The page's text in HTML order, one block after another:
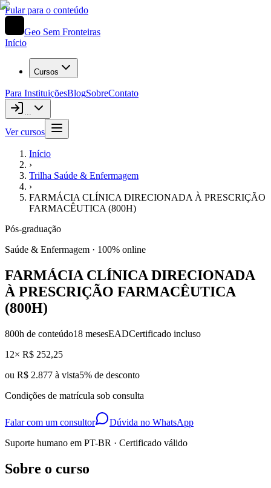
Pular para o conteúdo
Geo Sem Fronteiras
Início
Cursos
Para InstituiçõesBlogSobreContato
...
Ver cursos
Início
›
Trilha Saúde & Enfermagem
›
FARMÁCIA CLÍNICA DIRECIONADA À PRESCRIÇÃO
FARMACÊUTICA (800H)
Pós-graduação
Saúde & Enfermagem · 100% online
FARMÁCIA CLÍNICA DIRECIONADA
À PRESCRIÇÃO FARMACÊUTICA
(800H)
800h de conteúdo18 mesesEADCertificado incluso
12× R$ 252,25
ou R$ 2.877 à vista5% de desconto
Condições de matrícula sob consulta
Falar com um consultor
Dúvida no WhatsApp
Suporte humano em PT-BR · Certificado válido
Sobre o curso